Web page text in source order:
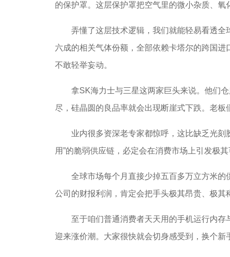
的保护罩。这层保护罩把空气里的微小杂质、
弄懂了这层技术逻辑，我们就能轻易看透全
六成的相关气体份额，全部依赖卡塔尔的跨国
不敢轻举妄动。
拿SK海力士与三星这两家巨头来说。他们仓
尽，硅晶圆的良品率就会出现断崖式下跌。老板
业内很多资深老专家都惊呼，这比缺乏光刻
用”的脆弱供应链，必定会在消费市场上引发极其
全球市场每个月直接少掉五百多万立方米的
公司的财报利润，肯定会把手头极其昂贵、极其
至于咱们普通消费者天天用的手机运行内存
迎来涨价潮。大家很快就会切身感受到，换个新